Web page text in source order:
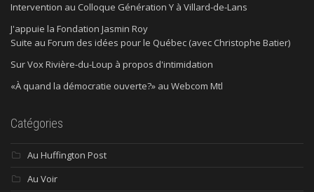
Intervention au Colloque Génération Y à Villard-de-Lans
J'appuie la Fondation Jasmin Roy
Suite au Forum des idées pour le Québec (avec Christophe Batier)
Sur Vox Rivière-du-Loup à propos d'intimidation
«À quand la démocratie ouverte?» au Webcom Mtl
Catégories
Au Huffington Post
Au Voir